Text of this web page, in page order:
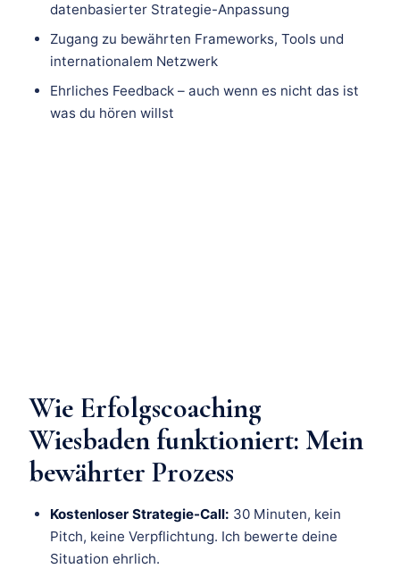
datenbasierter Strategie-Anpassung
Zugang zu bewährten Frameworks, Tools und
internationalem Netzwerk
Ehrliches Feedback – auch wenn es nicht das ist
was du hören willst
Wie Erfolgscoaching
Wiesbaden funktioniert: Mein
bewährter Prozess
Kostenloser Strategie-Call: 30 Minuten, kein
Pitch, keine Verpflichtung. Ich bewerte deine
Situation ehrlich.